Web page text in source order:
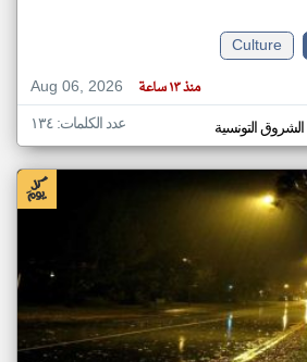
Culture
Aug 06, 2026
منذ ١٣ ساعة
التونسية عدد الكلمات: ١٣٤